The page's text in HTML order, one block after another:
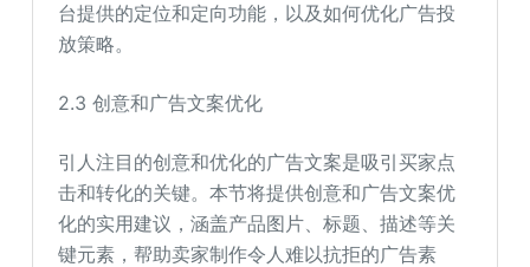
台提供的定位和定向功能，以及如何优化广告投
放策略。
2.3 创意和广告文案优化
引人注目的创意和优化的广告文案是吸引买家点
击和转化的关键。本节将提供创意和广告文案优
化的实用建议，涵盖产品图片、标题、描述等关
键元素，帮助卖家制作令人难以抗拒的广告素